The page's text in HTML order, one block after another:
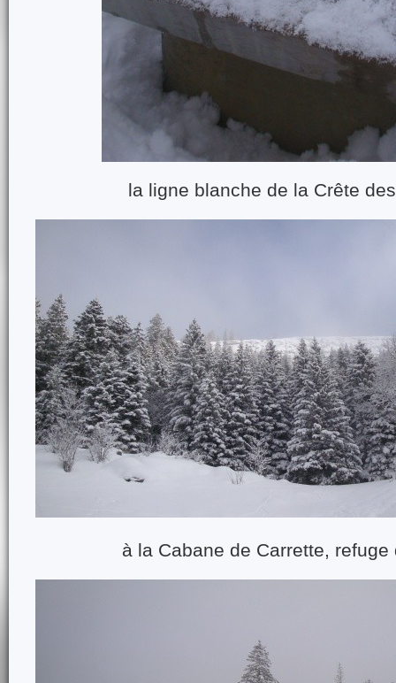
la ligne blanche de la Crête
à la Cabane de Carrette, refuge